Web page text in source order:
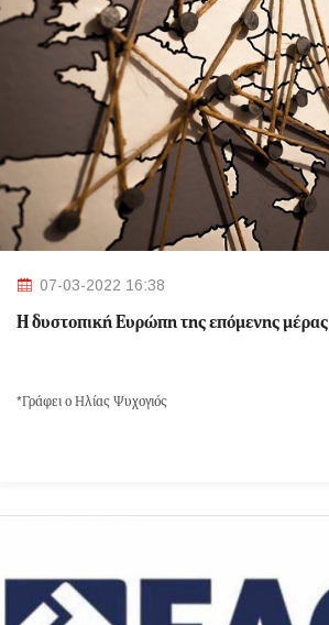
07-03-2022 16:38
Η δυστοπική Ευρώπη της επόμενης μέρας
*Γράφει ο Ηλίας Ψυχογιός